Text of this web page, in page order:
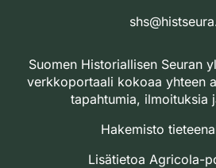
Suomen Historiallisen Seuran
verkkoportaali kokoaa yhteen
tapahtumia, ilmoituksia
Hakemisto
Lisätietoa Agricola-